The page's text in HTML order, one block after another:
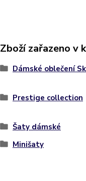
Zboží zařazeno v
Dámské oblečení
Prestige collection
Šaty dámské
Minišaty